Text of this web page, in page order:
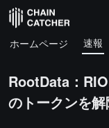
ホームページ 速報
RootData：
のトークンを解